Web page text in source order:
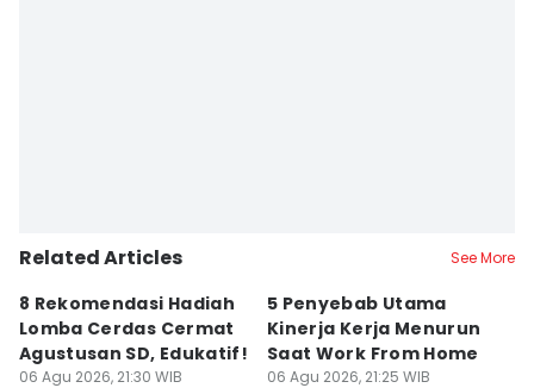
Related Articles See More
8 Rekomendasi Hadiah
Lomba Cerdas Cermat
Agustusan SD, Edukatif!
06 Agu 2026, 21:30 WIB
5 Penyebab Utama
Kinerja Kerja Menurun
Saat Work From Home
06 Agu 2026, 21:25 WIB